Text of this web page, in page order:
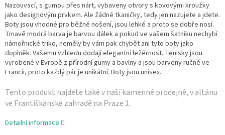
Nazouvací, s gumou přes nárt, vybaveny otvory s kovovými kroužky
jako designovým prvkem. Ale žádné tkaničky, tedy jen nazujete a jdete.
Boty jsou vhodné pro běžné nošení, jsou lehké a proto se dobře nosí.
Tmavě modrá barva je barvou dálek a pokud ve vašem šatníku nechybí
námořnické triko, neměly by vám pak chybět ani tyto boty jako
doplněk. Vašemu vzhledu dodají elegantní ležérnost. Tenisky jsou
vyrobené v Evropě z přírodní gumy a bavlny a jsou barveny ručně ve
Francii, proto každý pár je unikátní. Boty jsou unisex.
Tento produkt najdete také v naší­ kamenné prodejně, v altánu
ve Františkánské zahradě na Praze 1.
Detailní informace